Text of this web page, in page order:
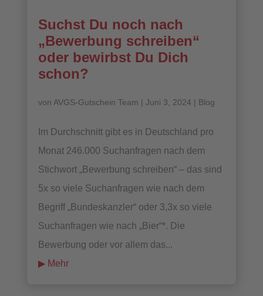
Suchst Du noch nach
„Bewerbung schreiben“
oder bewirbst Du Dich
schon?
von AVGS-Gutschein Team | Juni 3, 2024 | Blog
Im Durchschnitt gibt es in Deutschland pro
Monat 246.000 Suchanfragen nach dem
Stichwort „Bewerbung schreiben“ – das sind
5x so viele Suchanfragen wie nach dem
Begriff „Bundeskanzler“ oder 3,3x so viele
Suchanfragen wie nach „Bier“*. Die
Bewerbung oder vor allem das...
mehr lesen